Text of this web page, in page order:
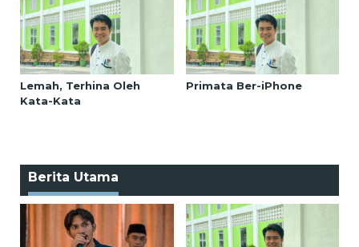
Lemah, Terhina Oleh
Kata-Kata
Primata Ber-iPhone
Berita Utama